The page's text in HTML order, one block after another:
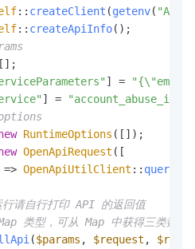
:: createClient (getenv(
:: createApiInfo();
] =
] =
RuntimeOptions ([]);
OpenApiRequest ([
=> OpenApiUtilClient :: query
请自行打印 API 的返回值
类型，可从 Map 中获得三类数
($params , $request ,